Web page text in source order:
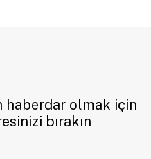
haberdar olmak için
bırakın